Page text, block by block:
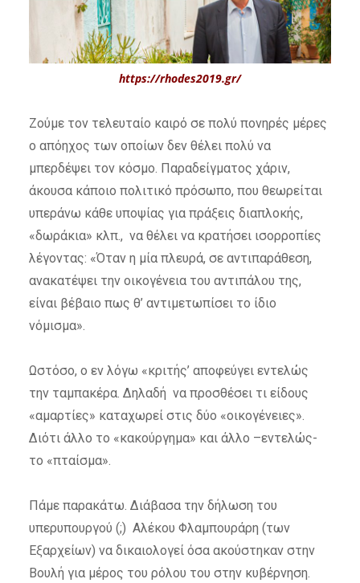
https://rhodes2019.gr/
Ζούμε τον τελευταίο καιρό σε πολύ πονηρές μέρες
ο απόηχος των οποίων δεν θέλει πολύ να
μπερδέψει τον κόσμο. Παραδείγματος χάριν,
άκουσα κάποιο πολιτικό πρόσωπο, που θεωρείται
υπεράνω κάθε υποψίας για πράξεις διαπλοκής,
«δωράκια» κλπ., να θέλει να κρατήσει ισορροπίες
λέγοντας: «Όταν η μία πλευρά, σε αντιπαράθεση,
ανακατέψει την οικογένεια του αντιπάλου της,
είναι βέβαιο πως θ’ αντιμετωπίσει το ίδιο
νόμισμα».
Ωστόσο, ο εν λόγω «κριτής’ αποφεύγει εντελώς
την ταμπακέρα. Δηλαδή να προσθέσει τι είδους
«αμαρτίες» καταχωρεί στις δύο «οικογένειες».
Διότι άλλο το «κακούργημα» και άλλο –εντελώς-
το «πταίσμα».
Πάμε παρακάτω. Διάβασα την δήλωση του
υπερυπουργού (;) Αλέκου Φλαμπουράρη (των
Εξαρχείων) να δικαιολογεί όσα ακούστηκαν στην
Βουλή για μέρος του ρόλου του στην κυβέρνηση.